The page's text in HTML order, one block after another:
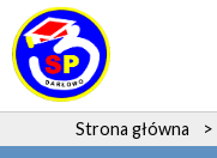
Strona główna >